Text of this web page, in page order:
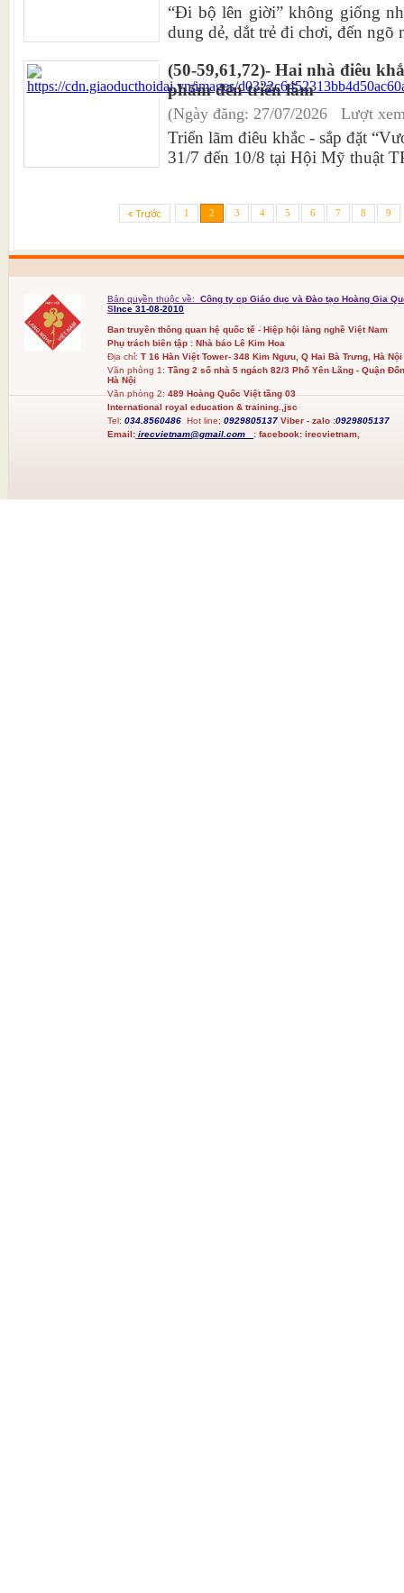
“Đi bộ lên giời” không giống
dung dẻ, dắt trẻ đi chơi, đến ngõ
(50-59,61,72)- Hai nhà điêu
phẩm đến triển lãm
(Ngày đăng: 27/07/2026 Lượt
Triển lãm điêu khắc - sắp đặt
31/7 đến 10/8 tại Hội Mỹ thuật
1 2 3 4 5 6 7 8 9
Bản quyền thuộc về:
Công ty cp Giáo dục và Đào tạo Hoàng Gia
SInce 31-08-2010
Ban truyền thông quan hệ quốc tế - Hiệp hội làng nghề Việt Nam
Phụ trách biên tập : Nhà báo Lê Kim Hoa
Địa chỉ: T 16 Hàn Việt Tower- 348 Kim Ngưu, Q Hai Bà Trưng, Hà Nội
Văn phòng 1:Tầng 2 số nhà 5 ngách 82/3 Phố Yên Lãng - Quận
Hà Nội
Văn phòng 2:489 Hoàng Quốc Việt tầng 03
International royal education & training.,jsc
Tel:034.8560486Hot line; 0929805137 Viber - zalo :0929805137
Email: irecvietnam@gmail.com :facebook: irecvietnam,